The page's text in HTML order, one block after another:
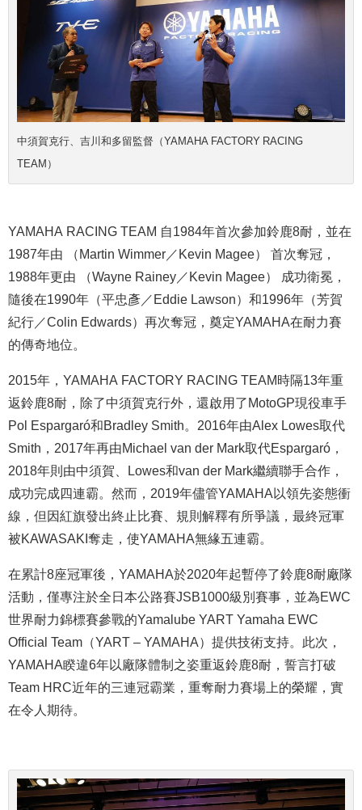
中須賀克行、吉川和多留監督（YAMAHA FACTORY RACING
TEAM）
YAMAHA RACING TEAM 自1984年首次參加鈴鹿8耐，並在
1987年由
（ Martin Wimmer／Kevin Magee） 首次奪冠，
1988年更由
（Wayne Rainey／Kevin Magee） 成功衛冕，
隨後在1990年（平忠彥／Eddie Lawson）和1996年（芳賀
紀行／Colin Edwards）再次奪冠，奠定YAMAHA在耐力賽
的傳奇地位。
2015年，YAMAHA FACTORY RACING TEAM時隔13年重
返鈴鹿8耐，除了中須賀克行外，還啟用了MotoGP現役車手
Pol Espargaró和Bradley Smith。2016年由Alex Lowes取代
Smith，2017年再由Michael van der Mark取代Espargaró，
2018年則由中須賀、Lowes和van der Mark繼續聯手合作，
成功完成四連霸。然而，2019年儘管YAMAHA以領先姿態衝
線，但因紅旗發出終止比賽、規則解釋有所爭議，最終冠軍
被KAWASAKI奪走，使YAMAHA無緣五連霸。
在累計8座冠軍後，YAMAHA於2020年起暫停了鈴鹿8耐廠隊
活動，僅專注於全日本公路賽JSB1000級別賽事，並為EWC
世界耐力錦標賽參戰的Yamalube YART Yamaha EWC
Official Team（YART – YAMAHA）提供技術支持。此次，
YAMAHA睽違6年以廠隊體制之姿重返鈴鹿8耐，誓言打破
Team HRC近年的三連冠霸業，重奪耐力賽場上的榮耀，實
在令人期待。